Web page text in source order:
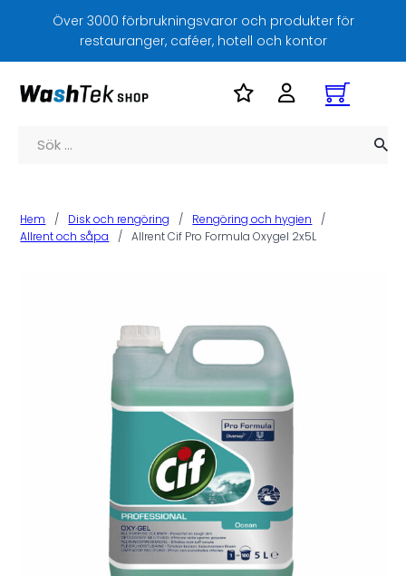
Över 3000 förbrukningsvaror och produkter för
restauranger, caféer, hotell och kontor
Sök
Hem / Disk och rengöring / Rengöring och hygien
/
Allrent och såpa
/ Allrent Cif Pro Formula Oxygel 2x5L